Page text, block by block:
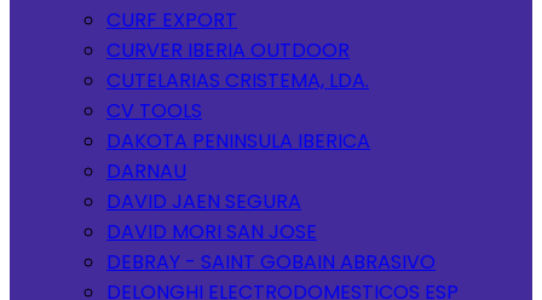
CURF EXPORT
CURVER IBERIA OUTDOOR
CUTELARIAS CRISTEMA, LDA.
CV TOOLS
DAKOTA PENINSULA IBERICA
DARNAU
DAVID JAEN SEGURA
DAVID MORI SAN JOSE
DEBRAY - SAINT GOBAIN ABRASIVO
DELONGHI ELECTRODOMESTICOS ESP